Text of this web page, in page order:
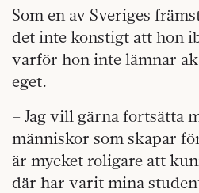
Som en av Sveriges
det inte konstigt att hon
varför hon inte lämnar
eget.
– Jag vill gärna fortsätta
människor som skapar
är mycket roligare att
där har varit mina